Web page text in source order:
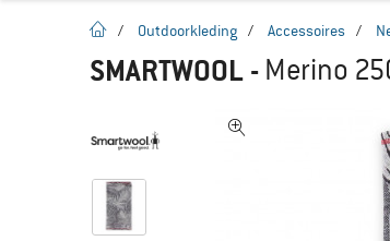
Startpagina
/ Outdoorkleding / Accessoires /
SMARTWOOL - Merino